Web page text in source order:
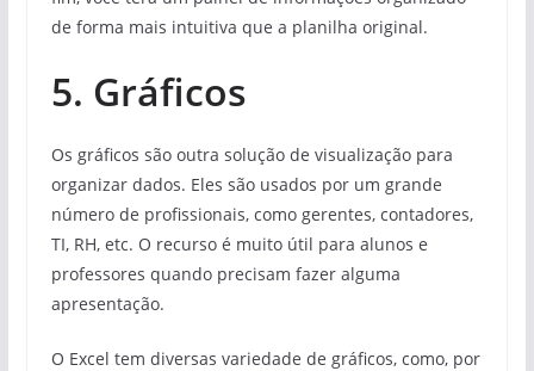
de forma mais intuitiva que a planilha original.
5. Gráficos
Os gráficos são outra solução de visualização para
organizar dados. Eles são usados ​​por um grande
número de profissionais, como gerentes, contadores,
TI, RH, etc. O recurso é muito útil para alunos e
professores quando precisam fazer alguma
apresentação.
O Excel tem diversas variedade de gráficos, como, por